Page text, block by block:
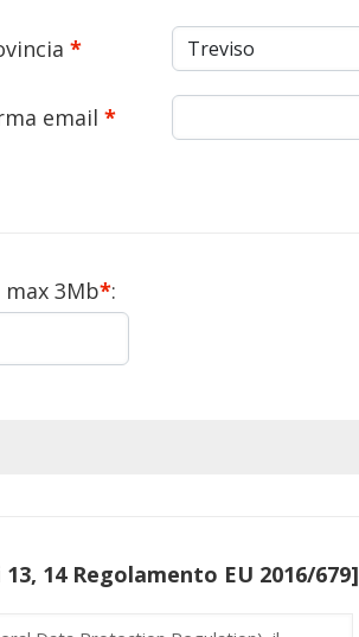
*
email *
3Mb*:
14 Regolamento EU 2016/679]